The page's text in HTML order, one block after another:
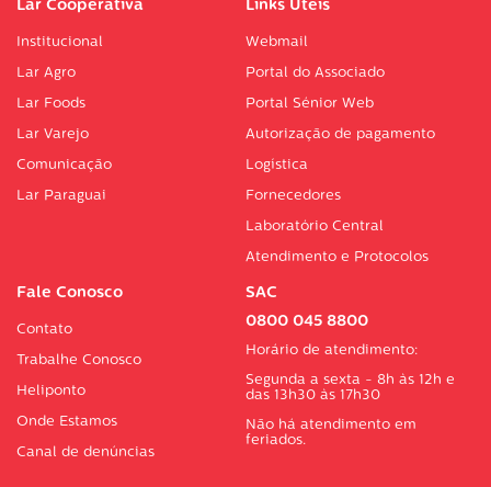
Lar Cooperativa
Institucional
Lar Agro
Lar Foods
Lar Varejo
Comunicação
Lar Paraguai
Links Úteis
Webmail
Portal do Associado
Portal Sénior Web
Autorização de pagamento
Logística
Fornecedores
Laboratório Central
Atendimento e Protocolos
Fale Conosco
Contato
Trabalhe Conosco
Heliponto
Onde Estamos
Canal de denúncias
SAC
0800 045 8800
Horário de atendimento:
Segunda a sexta - 8h às 12h e
das 13h30 às 17h30
Não há atendimento em
feriados.